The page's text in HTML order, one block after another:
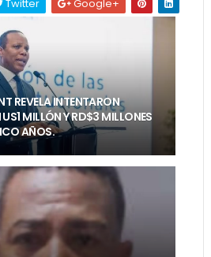
Twitter Google+
REVELA INTENTARON
MILLÓN Y RD$3 MILLONES
AÑOS.